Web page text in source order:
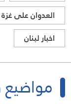
العدوان على غزة
اخبار لبنان